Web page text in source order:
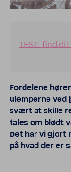
TEST: find
Forde­lene
ulem­perne ved
svært at skille
tales om blødt
Det har vi gjort
på hvad der er